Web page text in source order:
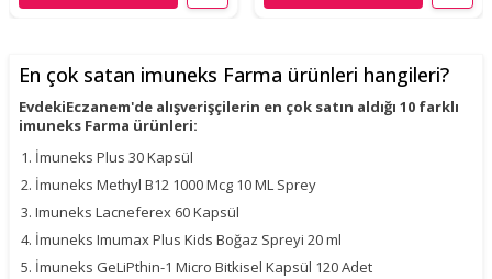
En çok satan imuneks Farma ürünleri hangileri?
EvdekiEczanem'de alışverişçilerin en çok satın aldığı 10 farklı
imuneks Farma ürünleri:
İmuneks Plus 30 Kapsül
İmuneks Methyl B12 1000 Mcg 10 ML Sprey
Imuneks Lacneferex 60 Kapsül
İmuneks Imumax Plus Kids Boğaz Spreyi 20 ml
İmuneks GeLiPthin-1 Micro Bitkisel Kapsül 120 Adet